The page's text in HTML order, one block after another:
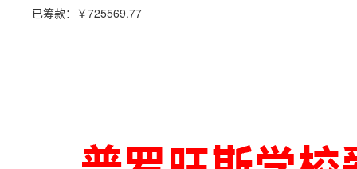
已筹款： ￥725569.77